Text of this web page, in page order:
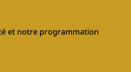
et notre programmation